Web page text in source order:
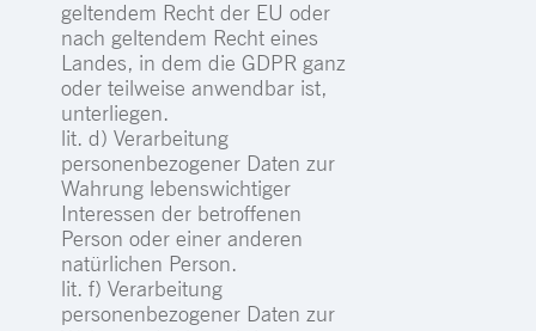
geltendem Recht der EU oder
nach geltendem Recht eines
Landes, in dem die GDPR ganz
oder teilweise anwendbar ist,
unterliegen.
lit. d) Verarbeitung
personenbezogener Daten zur
Wahrung lebenswichtiger
Interessen der betroffenen
Person oder einer anderen
natürlichen Person.
lit. f) Verarbeitung
personenbezogener Daten zur